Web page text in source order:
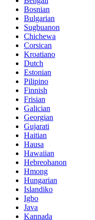
Bosnian
Bulgarian
Sugbuanon
Chichewa
Corsican
Kroatiano
Dutch
Estonian
Pilipino
Finnish
Frisian
Galician
Georgian
Gujarati
Haitian
Hausa
Hawaiian
Hebreohanon
Hmong
Hungarian
Islandiko
Igbo
Java
Kannada